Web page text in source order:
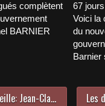
complètent
BARNIER
67
Voici la
du
Barnier
Ecoles insalubres à Marseille: Jean-Claude Gaudin a annoncé une subvention de 9 millions d'euros